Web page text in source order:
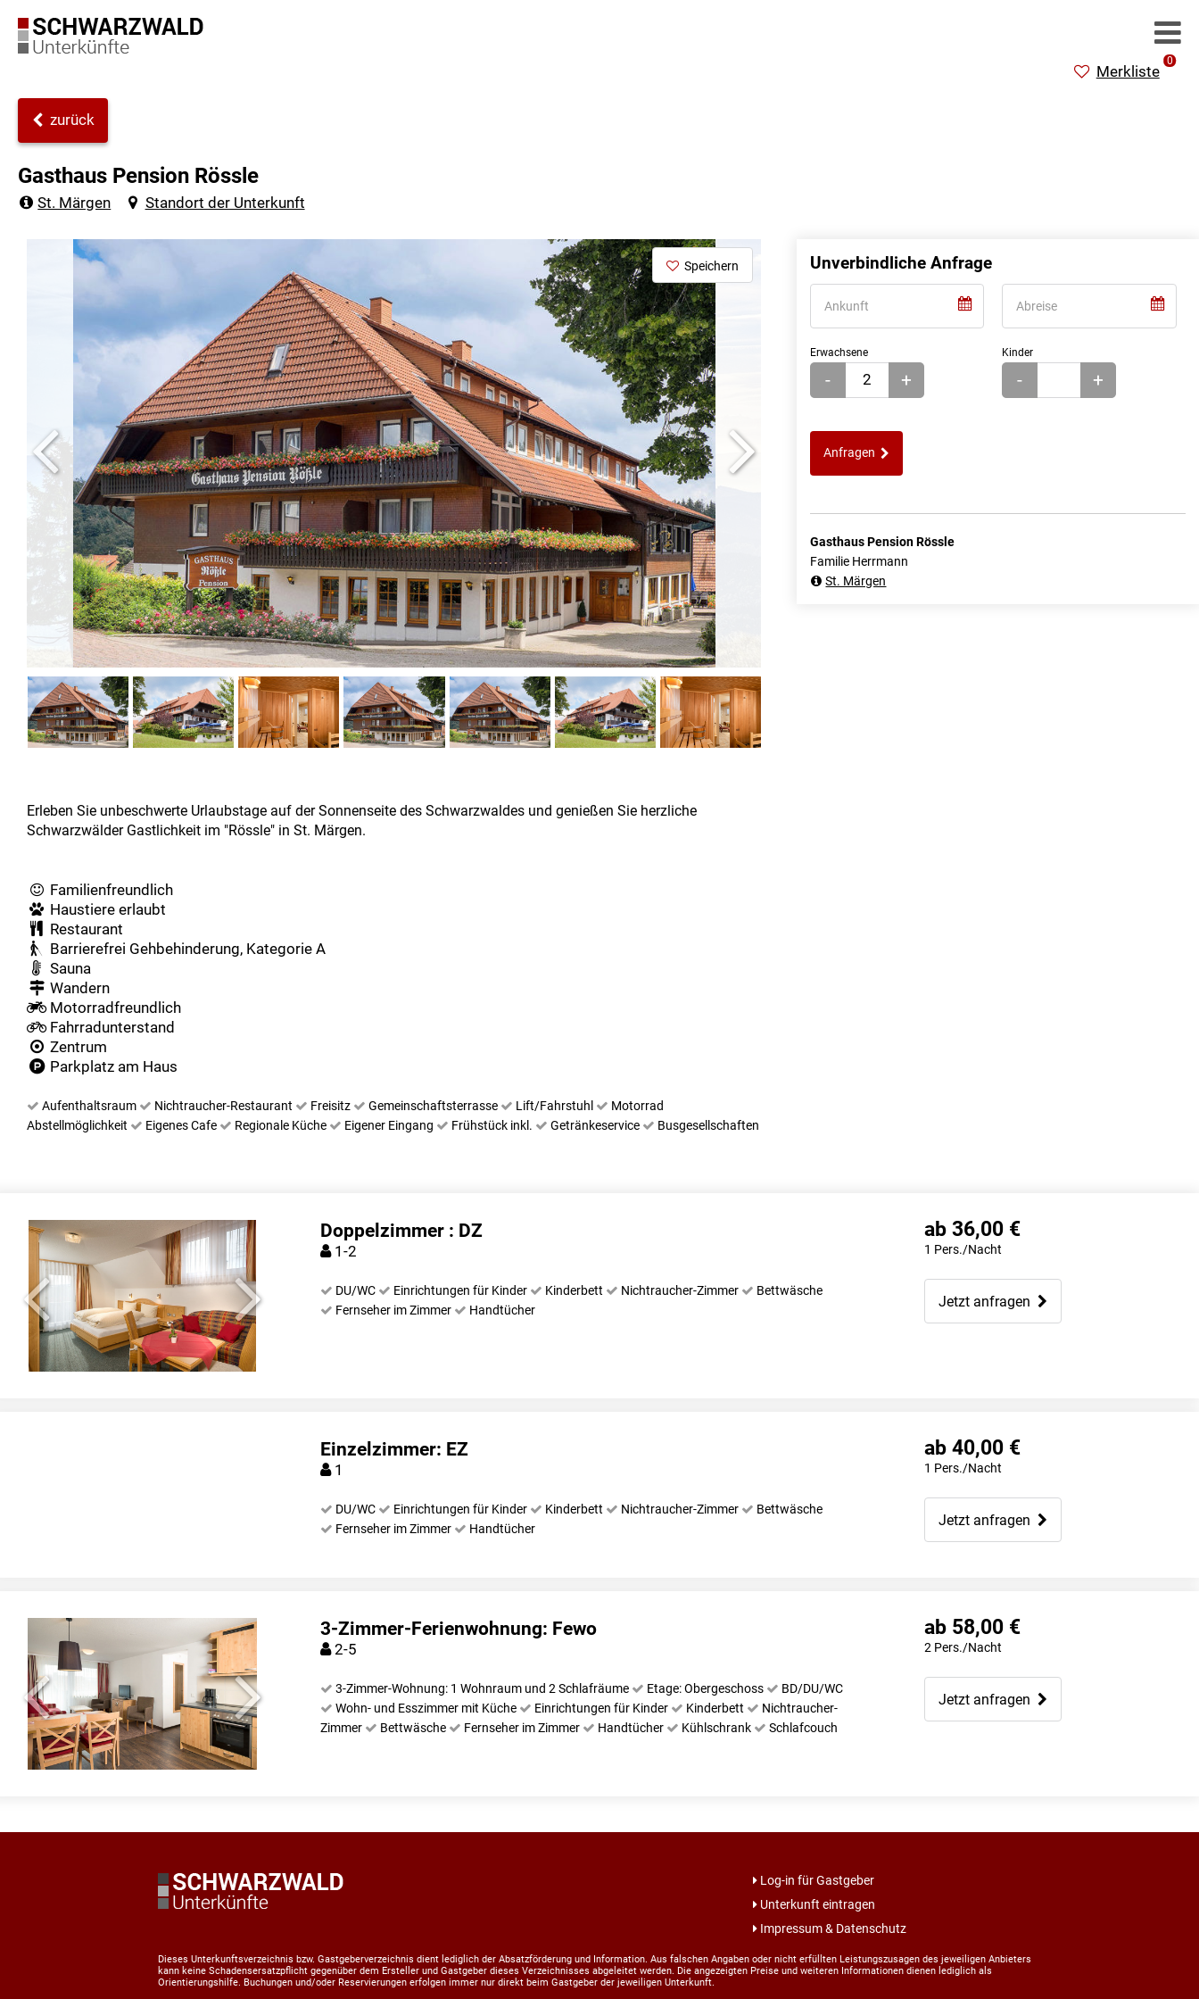
0
Merkliste
zurück
Gasthaus Pension Rössle
St. Märgen Standort der Unterkunft
Speichern
Erleben Sie unbeschwerte Urlaubstage auf der Sonnenseite des Schwarzwaldes und genießen Sie herzliche
Schwarzwälder Gastlichkeit im "Rössle" in St. Märgen.
Familienfreundlich
Haustiere erlaubt
Restaurant
Barrierefrei Gehbehinderung, Kategorie A
Sauna
Wandern
Motorradfreundlich
Fahrradunterstand
Zentrum
Parkplatz am Haus
Aufenthaltsraum Nichtraucher-Restaurant Freisitz Gemeinschaftsterrasse Lift/Fahrstuhl
Motorrad
Abstellmöglichkeit
Eigenes Cafe Regionale Küche Eigener Eingang Frühstück inkl. Getränkeservice Busgesellschaften
Unverbindliche Anfrage
Erwachsene
- +
Kinder
- +
Anfragen
Gasthaus Pension Rössle
Familie Herrmann
St. Märgen
Doppelzimmer : DZ
1-2
DU/WC Einrichtungen für Kinder Kinderbett Nichtraucher-Zimmer
Bettwäsche
Fernseher im Zimmer
Handtücher
ab 36,00 €
1 Pers./Nacht
Jetzt anfragen
Einzelzimmer: EZ
1
DU/WC Einrichtungen für Kinder Kinderbett Nichtraucher-Zimmer
Bettwäsche
Fernseher im Zimmer
Handtücher
ab 40,00 €
1 Pers./Nacht
Jetzt anfragen
3-Zimmer-Ferienwohnung: Fewo
2-5
3-Zimmer-Wohnung: 1 Wohnraum und 2 Schlafräume Etage: Obergeschoss
BD/DU/WC
Wohn- und Esszimmer mit Küche
Einrichtungen für Kinder Kinderbett
Nichtraucher-
Zimmer
Bettwäsche Fernseher im Zimmer Handtücher Kühlschrank Schlafcouch
ab 58,00 €
2 Pers./Nacht
Jetzt anfragen
Log-in für Gastgeber
Unterkunft eintragen
Impressum & Datenschutz
Dieses Unterkunftsverzeichnis bzw. Gastgeberverzeichnis dient lediglich der Absatzförderung und Information. Aus falschen Angaben oder nicht erfüllten Leistungszusagen des jeweiligen Anbieters
kann keine Schadensersatzpflicht gegenüber dem Ersteller und Gastgeber dieses Verzeichnisses abgeleitet werden. Die angezeigten Preise und weiteren Informationen dienen lediglich als
Orientierungshilfe. Buchungen und/oder Reservierungen erfolgen immer nur direkt beim Gastgeber der jeweiligen Unterkunft.